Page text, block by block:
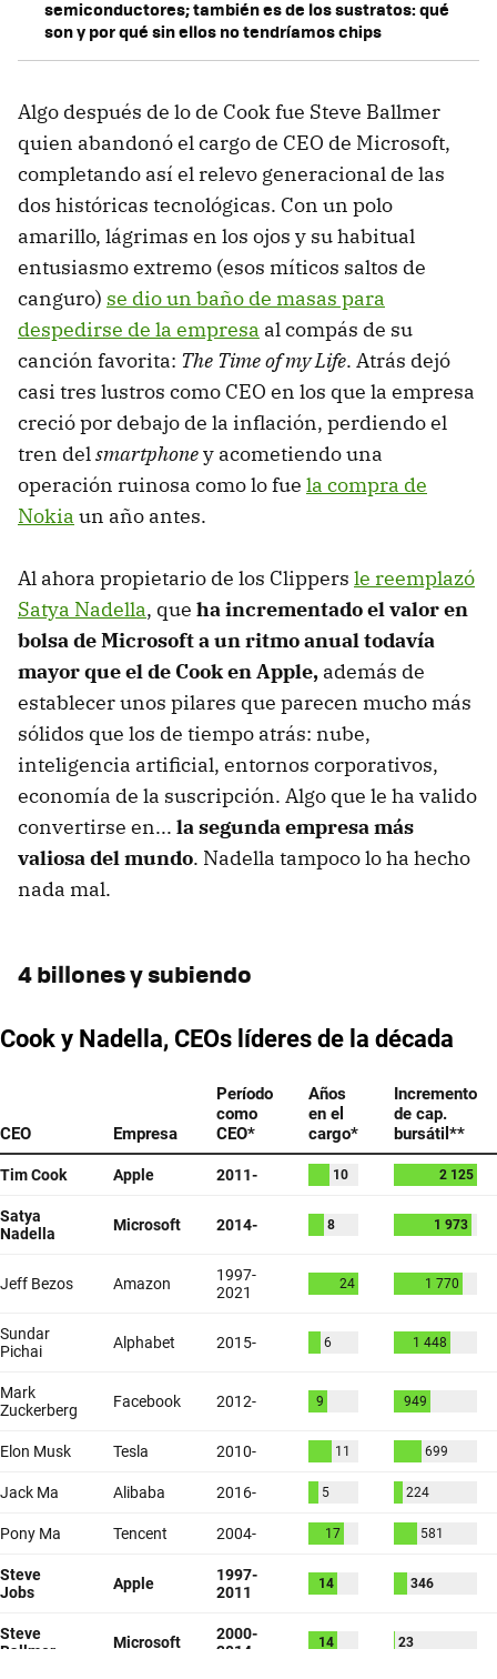
semiconductores; también es de los sustratos: qué
son y por qué sin ellos no tendríamos chips
Algo después de lo de Cook fue Steve Ballmer
quien abandonó el cargo de CEO de Microsoft,
completando así el relevo generacional de las
dos históricas tecnológicas. Con un polo
amarillo, lágrimas en los ojos y su habitual
entusiasmo extremo (esos míticos saltos de
canguro) se dio un baño de masas para
despedirse de la empresa al compás de su
canción favorita: The Time of my Life. Atrás dejó
casi tres lustros como CEO en los que la empresa
creció por debajo de la inflación, perdiendo el
tren delsmartphoney acometiendo una
operación ruinosa como lo fue la compra de
Nokia un año antes.
Al ahora propietario de los Clippers le reemplazó
Satya Nadella, que ha incrementado el valor en
bolsa de Microsoft a un ritmo anual todavía
mayor que el de Cook en Apple, además de
establecer unos pilares que parecen mucho más
sólidos que los de tiempo atrás: nube,
inteligencia artificial, entornos corporativos,
economía de la suscripción. Algo que le ha valido
convertirse en... la segunda empresa más
valiosa del mundo. Nadella tampoco lo ha hecho
nada mal.
4 billones y subiendo